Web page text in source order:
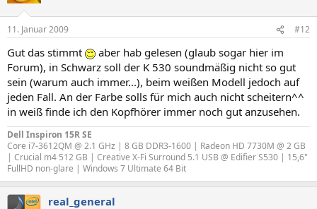
11. Januar 2009 #12
Gut das stimmt
aber hab gelesen (glaub sogar hier im
Forum), in Schwarz soll der K 530 soundmäßig nicht so gut
sein (warum auch immer...), beim weißen Modell jedoch auf
jeden Fall. An der Farbe solls für mich auch nicht scheitern^^
in weiß finde ich den Kopfhörer immer noch gut anzusehen.
Dell Inspiron 15R SE
Core i7-3612QM @ 2.1 GHz | 8 GB DDR3-1600 | Radeon HD 7730M @ 2 GB
| Crucial m4 512 GB | Creative X-Fi Surround 5.1 USB @ Edifier S530 | 15,6"
FullHD non-glare | Windows 7 Ultimate 64 Bit
real_general